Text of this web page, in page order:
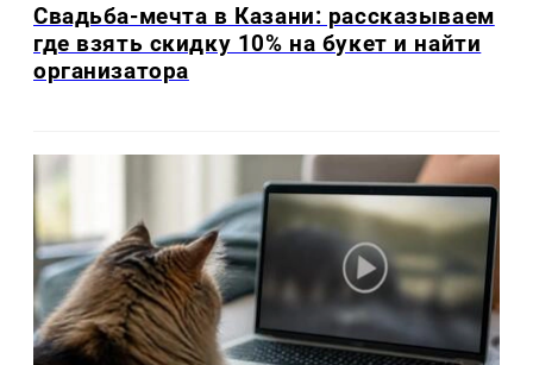
Свадьба-мечта в Казани: рассказываем
где взять скидку 10% на букет и найти
организатора